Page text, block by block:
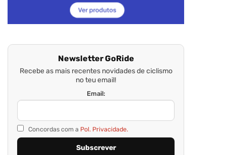
Newsletter GoRide
Recebe as mais recentes novidades de ciclismo
no teu email!
Email:
Concordas com a Pol. Privacidade.